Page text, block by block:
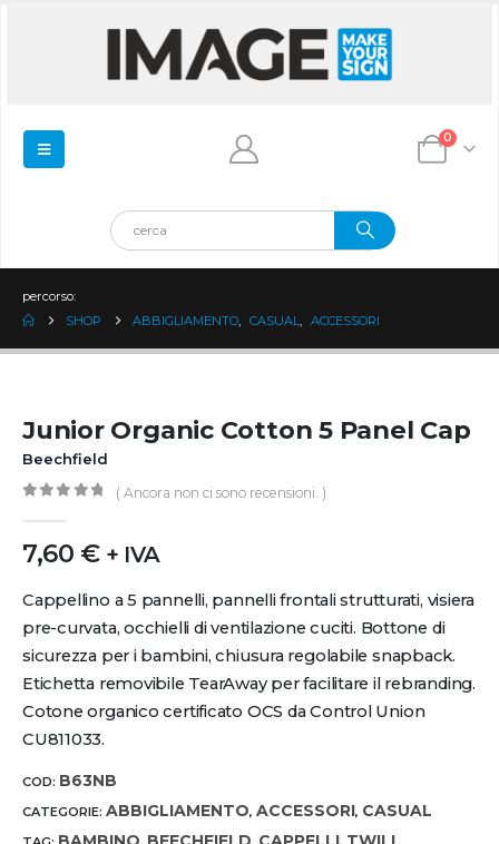
0
percorso:
SHOP
ABBIGLIAMENTO CASUAL ACCESSORI
Junior Organic Cotton 5 Panel Cap
Beechfield
( Ancora non ci sono recensioni. )
7,60 € + IVA
Cappellino a 5 pannelli, pannelli frontali strutturati, visiera
pre-curvata, occhielli di ventilazione cuciti. Bottone di
sicurezza per i bambini, chiusura regolabile snapback.
Etichetta removibile TearAway per facilitare il rebranding.
Cotone organico certificato OCS da Control Union
CU811033.
COD: B63NB
CATEGORIE: ABBIGLIAMENTO, ACCESSORI, CASUAL